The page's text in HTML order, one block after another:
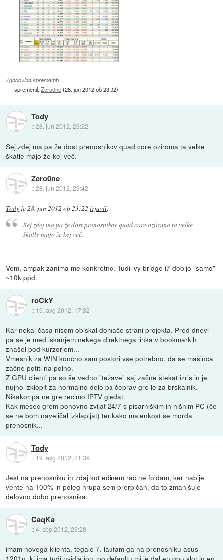
Zgodovina sprememb…
spremenil:Zero0ne(28. jun 2012 ob 23:02)
Tody
::28. jun 2012, 23:22
Sej zdej ma pa že dost prenosnikov quad core oziroma ta velke
škatle majo že kej več.
Zero0ne
::28. jun 2012, 23:42
Tody je28. jun 2012 ob 23:22 izjavil:
Sej zdej ma pa že dost prenosnikov quad core oziroma ta velke
škatle majo že kej več.
Vem, ampak zanima me konkretno. Tudi ivy bridge i7 dobijo "samo"
~10k ppd.
roCkY
:: 19. avg 2012, 17:32
Kar nekaj časa nisem obiskal domače strani projekta. Pred dnevi
pa se je med iskanjem nekega direktnega linka v bookmarkih
znašel pod kurzorjem...
Vmesnik za WIN končno sam postori vse potrebno, da se mašinca
začne potiti na polno.
Z GPU clienti pa so še vedno "težave" saj začne štekat izris in je
nujno izklopit za normalno delo pa čeprav gre le za brskalnik.
Nikakor pa ne gre recimo IPTV gledat.
Kak mesec grem ponovno zvijat 24/7 s pisarniškim in hišnim PC (če
se ne bom naveličal izklapljat) ter kako malenkost še morda
prenosnik...
Tody
:: 19. avg 2012, 21:39
Jest na prenosniku in zdaj kot edinem rač ne foldam, ker nabije
vente na 100% in poleg hrupa sem prerpičan, da to zmanjšuje
delovno dobo prenosnika.
CaqKa
::4. sep 2012, 23:28
imam novega klienta, tegale 7. laufam ga na prenosniku asus